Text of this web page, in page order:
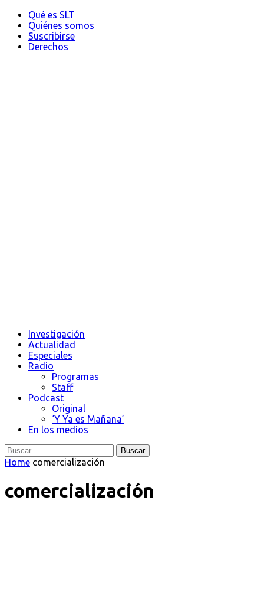
Qué es SLT
Quiénes somos
Suscribirse
Derechos
Investigación
Actualidad
Especiales
Radio
Programas
Staff
Podcast
Original
‘Y Ya es Mañana’
En los medios
Buscar:
Home comercialización
comercialización